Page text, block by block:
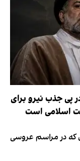
پی جذب نیرو برای
اسلامی است
۱۰ چهره‌ای که در مراسم عروسی